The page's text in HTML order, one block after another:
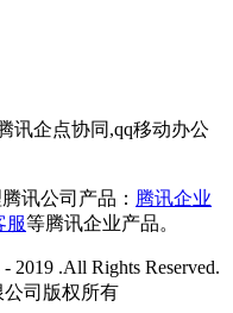
讯公司产品： 腾讯企业
服等腾讯企业产品。
2019 .All Rights Reserved.
司版权所有